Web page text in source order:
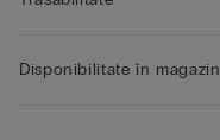
Disponibilitate în magazin